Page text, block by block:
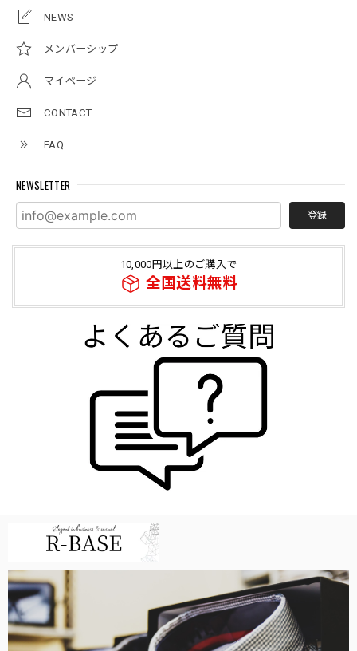
NEWS
メンバーシップ
マイページ
CONTACT
FAQ
NEWSLETTER
登録
10,000円以上のご購入で
全国送料無料